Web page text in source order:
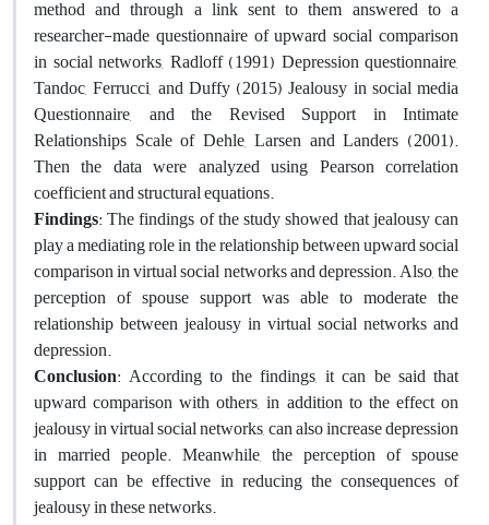
method and through a link sent to them answered to a
researcher-made questionnaire of upward social comparison
in social networks, Radloff (1991) Depression questionnaire,
Tandoc, Ferrucci, and Duffy (2015) Jealousy in social media
Questionnaire, and the Revised Support in Intimate
Relationships Scale of Dehle, Larsen and Landers (2001).
Then the data were analyzed using Pearson correlation
coefficient and structural equations.
Findings: The findings of the study showed that jealousy can
play a mediating role in the relationship between upward social
comparison in virtual social networks and depression. Also, the
perception of spouse support was able to moderate the
relationship between jealousy in virtual social networks and
depression.
Conclusion: According to the findings, it can be said that
upward comparison with others, in addition to the effect on
jealousy in virtual social networks, can also increase depression
in married people. Meanwhile, the perception of spouse
support can be effective in reducing the consequences of
jealousy in these networks.